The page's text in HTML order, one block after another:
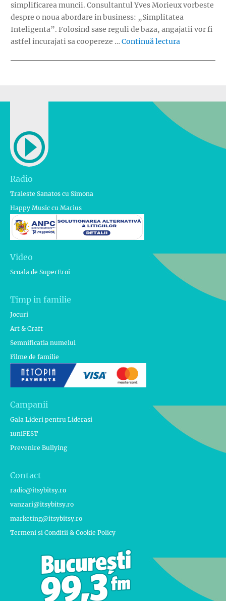
simplificarea muncii. Consultantul Yves Morieux vorbeste
despre o noua abordare in business: „Simplitatea
Inteligenta”. Folosind sase reguli de baza, angajatii vor fi
astfel incurajati sa coopereze … Continuă lectura
Radio
Traieste Sanatos cu Simona
Happy Music cu Marius
Video
Scoala de SuperEroi
Timp in familie
Jocuri
Art & Craft
Semnificatia numelui
Filme de familie
Campanii
Gala Lideri pentru Liderasi
1uniFEST
Prevenire Bullying
Contact
radio@itsybitsy.ro
vanzari@itsybitsy.ro
marketing@itsybitsy.ro
Termeni si Conditii & Cookie Policy